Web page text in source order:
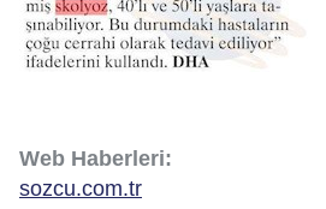
Web Haberleri:
sozcu.com.tr